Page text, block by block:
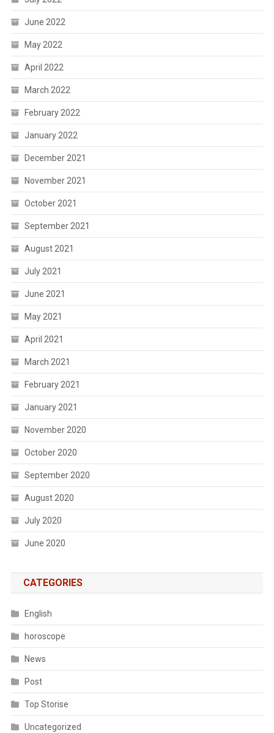
June 2022
May 2022
April 2022
March 2022
February 2022
January 2022
December 2021
November 2021
October 2021
September 2021
August 2021
July 2021
June 2021
May 2021
April 2021
March 2021
February 2021
January 2021
November 2020
October 2020
September 2020
August 2020
July 2020
June 2020
CATEGORIES
English
horoscope
News
Post
Top Storise
Uncategorized